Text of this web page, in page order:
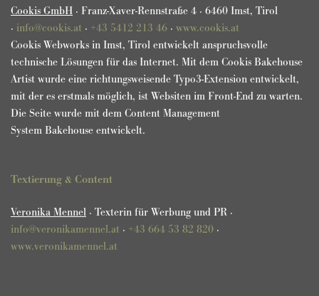
Cookis GmbH · Franz-Xaver-Rennstraße 4 · 6460 Imst, Tirol
· info@cookis.at · +43 5412 213 46 · www.cookis.at
Cookis Webworks in Imst, Tirol entwickelt anspruchsvolle
technische Lösungen für das Internet. Mit dem Cookis Bakehouse
Artist wurde eine richtungsweisende Typo3-Extension entwickelt,
mit der es erstmals möglich, ist Websiten im Front-End zu warten.
Die Seite wurde mit dem Content Management
System Bakehouse entwickelt.
Textierung & Content
Veronika Mennel · Texterin für Werbung und PR ·
info@veronikamennel.at · +43 664 53 82 820 ·
www.veronikamennel.at